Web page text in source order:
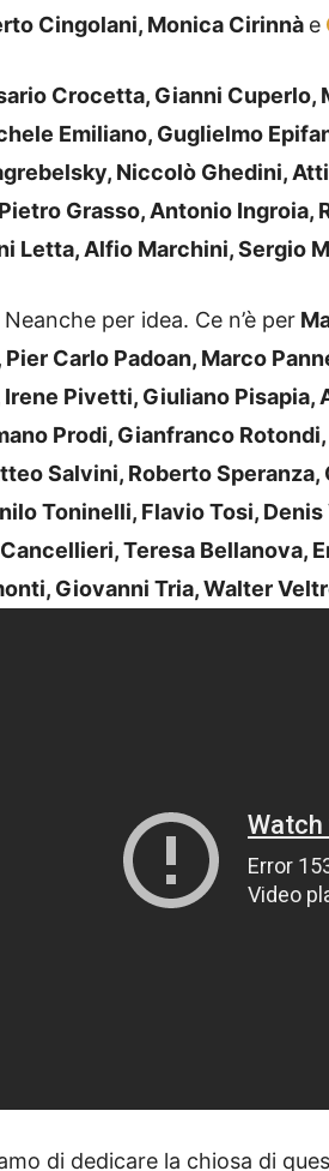
Cingolani, Monica Cirinnà e
Crocetta, Gianni Cuperlo,
Emiliano, Guglielmo
Niccolò Ghedini,
Grasso, Antonio Ingroia,
Letta, Alfio Marchini, Sergio
per idea. Ce n’è per
Pier Carlo Padoan, Marco
Pivetti, Giuliano Pisapia,
Prodi, Gianfranco
Salvini, Roberto
Toninelli, Flavio Tosi,
Teresa Bellanova,
Giovanni Tria, Walter
di dedicare la chiosa di